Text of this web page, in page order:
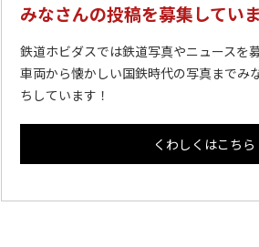
みなさんの投稿を募集してい
鉄道ホビダスでは鉄道写真やニュースを
車両から懐かしい国鉄時代の写真までみ
ちしています！
くわしくはこちら